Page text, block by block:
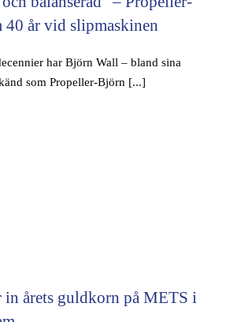
40 år vid slipmaskinen
har Björn Wall – bland sina
som Propeller-Björn [...]
in årets guldkorn på METS i